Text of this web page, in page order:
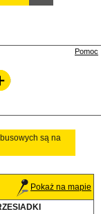
Pomoc
są na
Pokaż na mapie